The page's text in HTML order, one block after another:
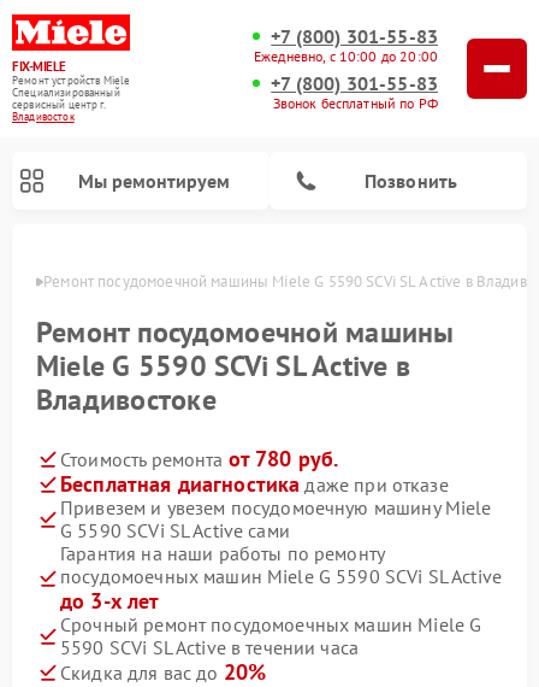
FIX-MIELE
Ремонт устройств Miele
Специализированный
cервисный центр г.
Владивосток
+7 (800) 301-55-83
Ежедневно, с 10:00 до 20:00
+7 (800) 301-55-83
Звонок бесплатный по РФ
Мы ремонтируем Позвонить
Ремонт посудомоечной машины Miele G 5590 SCVi SL Active в
Ремонт посудомоечной машины
Miele G 5590 SCVi SL Active в
Владивостоке
Стоимость ремонта от 780 руб.
Бесплатная диагностика даже при отказе
Привезем и увезем посудомоечную машину Miele
G 5590 SCVi SL Active сами
Гарантия на наши работы по ремонту
посудомоечных машин Miele G 5590 SCVi SL Active
до 3-х лет
Срочный ремонт посудомоечных машин Miele G
5590 SCVi SL Active в течении часа
Скидка для вас до 20%